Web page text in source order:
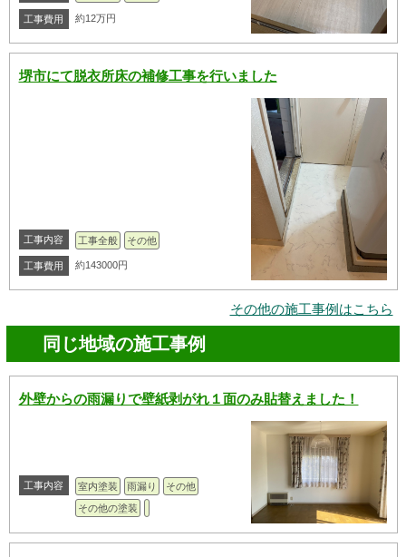
工事費用 約12万円
堺市にて脱衣所床の補修工事を行いました
工事内容 工事全般 その他
工事費用 約143000円
その他の施工事例はこちら
同じ地域の施工事例
外壁からの雨漏りで壁紙剥がれ１面のみ貼替えました！
工事内容 室内塗装 雨漏り
その他
その他の塗装